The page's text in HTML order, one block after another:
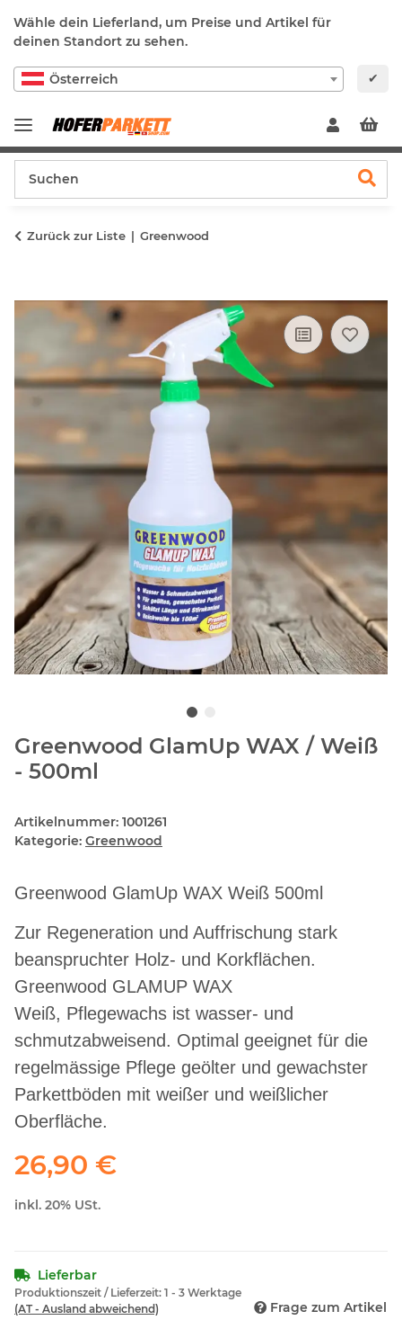
Wähle dein Lieferland, um Preise und Artikel für
deinen Standort zu sehen.
Österreich ✔
Zurück zur Liste Greenwood
Greenwood GlamUp WAX / Weiß
- 500ml
Artikelnummer: 1001261
Kategorie: Greenwood
Greenwood GlamUp WAX Weiß 500ml
Zur Regeneration und Auffrischung stark
beanspruchter Holz- und Korkflächen.
Greenwood GLAMUP WAX
Weiß, Pflegewachs ist wasser- und
schmutzabweisend. Optimal geeignet für die
regelmässige Pflege geölter und gewachster
Parkettböden mit weißer und weißlicher
Oberfläche.
26,90 €
inkl. 20% USt.
Lieferbar
Produktionszeit / Lieferzeit: 1 - 3 Werktage
(AT - Ausland abweichend)
Frage zum Artikel